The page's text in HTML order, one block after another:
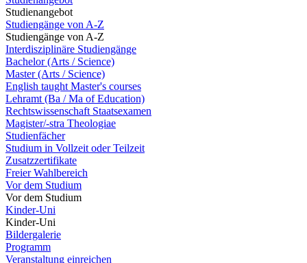
Studienangebot
Studiengänge von A-Z
Studiengänge von A-Z
Interdisziplinäre Studiengänge
Bachelor (Arts / Science)
Master (Arts / Science)
English taught Master's courses
Lehramt (Ba / Ma of Education)
Rechtswissenschaft Staatsexamen
Magister/-stra Theologiae
Studienfächer
Studium in Vollzeit oder Teilzeit
Zusatzzertifikate
Freier Wahlbereich
Vor dem Studium
Vor dem Studium
Kinder-Uni
Kinder-Uni
Bildergalerie
Programm
Veranstaltung einreichen